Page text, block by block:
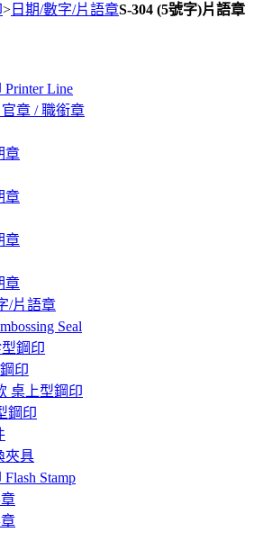
> 日期/數字/片語章S-304 (5號字)片語章
Line
章 / 職銜章
章
章
章
章
/片語章
Seal
鋼印
印
桌上型鋼印
鋼印
夾具
Stamp